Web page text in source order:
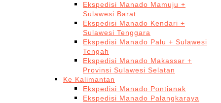
Ekspedisi Manado Mamuju +
Sulawesi Barat
Ekspedisi Manado Kendari +
Sulawesi Tenggara
Ekspedisi Manado Palu + Sulawesi
Tengah
Ekspedisi Manado Makassar +
Provinsi Sulawesi Selatan
Ke Kalimantan
Ekspedisi Manado Pontianak
Ekspedisi Manado Palangkaraya